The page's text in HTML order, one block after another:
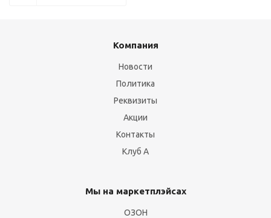
Компания
Новости
Политика
Реквизиты
Акции
Контакты
Клуб А
Мы на маркетплэйсах
ОЗОН